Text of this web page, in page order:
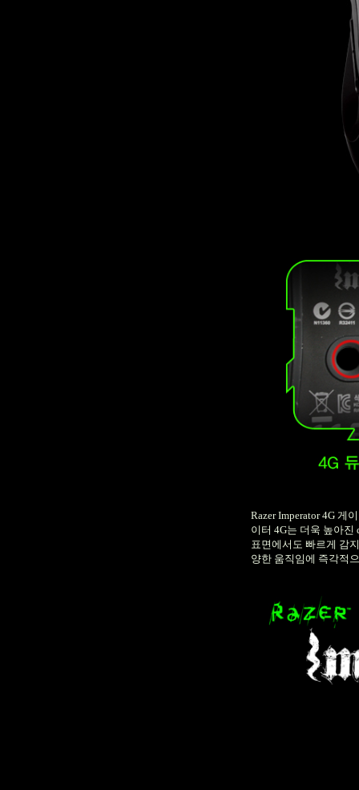
Razer Imperator 4G 게
이터 4G는 더욱 높아진
표면에서도 빠르게 감
양한 움직임에 즉각적